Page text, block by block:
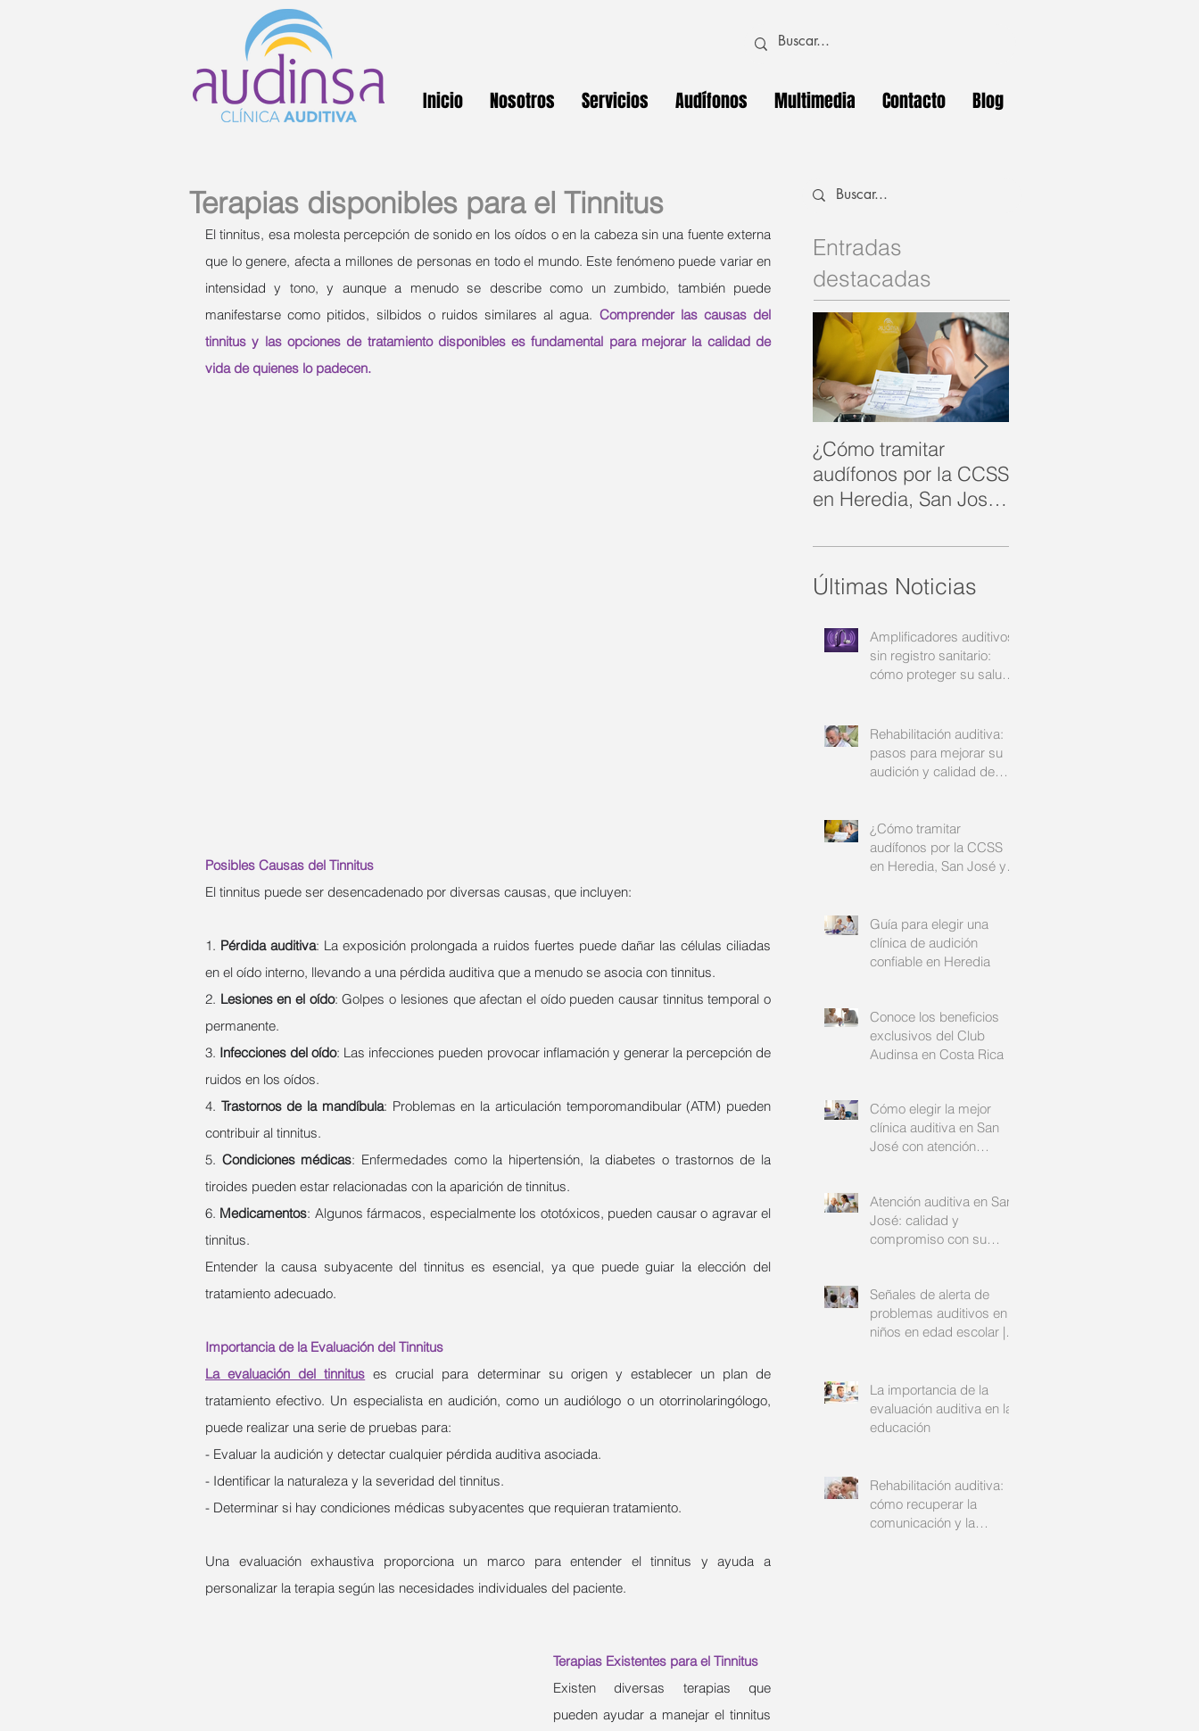
Inicio Nosotros Servicios Audífonos Multimedia Contacto Blog
Terapias disponibles para el Tinnitus
El tinnitus, esa molesta percepción de sonido en los oídos o en la cabeza sin una fuente externa
que lo genere, afecta a millones de personas en todo el mundo. Este fenómeno puede variar en
intensidad y tono, y aunque a menudo se describe como un zumbido, también puede
manifestarse como pitidos, silbidos o ruidos similares al agua. Comprender las causas del
tinnitus y las opciones de tratamiento disponibles es fundamental para mejorar la calidad de
vida de quienes lo padecen.
Posibles Causas del Tinnitus
El tinnitus puede ser desencadenado por diversas causas, que incluyen:
1. Pérdida auditiva: La exposición prolongada a ruidos fuertes puede dañar las células ciliadas
en el oído interno, llevando a una pérdida auditiva que a menudo se asocia con tinnitus.
2. Lesiones en el oído: Golpes o lesiones que afectan el oído pueden causar tinnitus temporal o
permanente.
3. Infecciones del oído: Las infecciones pueden provocar inflamación y generar la percepción de
ruidos en los oídos.
4. Trastornos de la mandíbula: Problemas en la articulación temporomandibular (ATM) pueden
contribuir al tinnitus.
5. Condiciones médicas: Enfermedades como la hipertensión, la diabetes o trastornos de la
tiroides pueden estar relacionadas con la aparición de tinnitus.
6. Medicamentos: Algunos fármacos, especialmente los ototóxicos, pueden causar o agravar el
tinnitus.
Entender la causa subyacente del tinnitus es esencial, ya que puede guiar la elección del
tratamiento adecuado.
Importancia de la Evaluación del Tinnitus
La evaluación del tinnitus es crucial para determinar su origen y establecer un plan de
tratamiento efectivo. Un especialista en audición, como un audiólogo o un otorrinolaringólogo,
puede realizar una serie de pruebas para:
- Evaluar la audición y detectar cualquier pérdida auditiva asociada.
- Identificar la naturaleza y la severidad del tinnitus.
- Determinar si hay condiciones médicas subyacentes que requieran tratamiento.
Una evaluación exhaustiva proporciona un marco para entender el tinnitus y ayuda a
personalizar la terapia según las necesidades individuales del paciente.
Terapias Existentes para el Tinnitus
Existen diversas terapias que
pueden ayudar a manejar el tinnitus
Entradas
destacadas
¿Cómo tramitar
audífonos por la CCSS
en Heredia, San José
completa
Últimas Noticias
Amplificadores auditivos
sin registro sanitario:
cómo proteger su salud
Rehabilitación auditiva:
pasos para mejorar su
audición y calidad de
¿Cómo tramitar
audífonos por la CCSS
en Heredia, San José y
Guía para elegir una
clínica de audición
confiable en Heredia
Conoce los beneficios
exclusivos del Club
Audinsa en Costa Rica
Cómo elegir la mejor
clínica auditiva en San
José con atención
Atención auditiva en San
José: calidad y
compromiso con su
Señales de alerta de
problemas auditivos en
niños en edad escolar |
La importancia de la
evaluación auditiva en la
educación
Rehabilitación auditiva:
cómo recuperar la
comunicación y la